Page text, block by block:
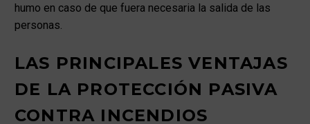
humo en caso de que fuera necesaria la salida de las
personas.
LAS PRINCIPALES VENTAJAS
DE LA PROTECCIÓN PASIVA
CONTRA INCENDIOS